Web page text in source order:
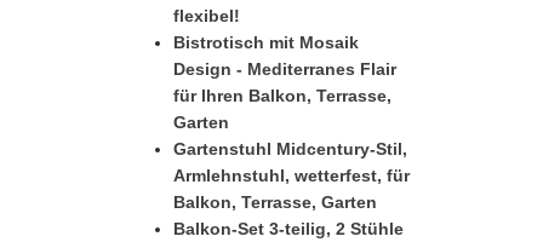
flexibel!
Bistrotisch mit Mosaik
Design - Mediterranes Flair
für Ihren Balkon, Terrasse,
Garten
Gartenstuhl Midcentury-Stil,
Armlehnstuhl, wetterfest, für
Balkon, Terrasse, Garten
Balkon-Set 3-teilig, 2 Stühle